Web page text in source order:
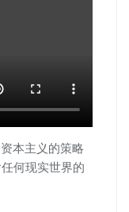
本主义的策略
何现实世界的